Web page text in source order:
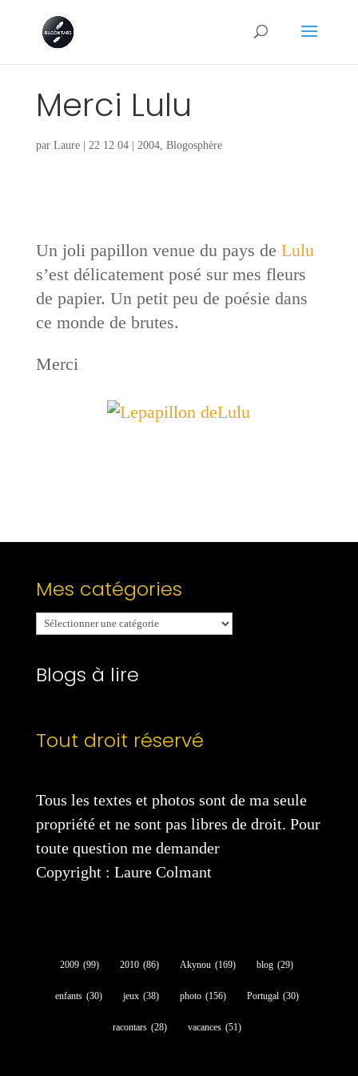
Merci Lulu
par Laure| 22 12 04| 2004, Blogosphère
Un joli papillon venue du pays de Lulu
s’est délicatement posé sur mes fleurs
de papier. Un petit peu de poésie dans
ce monde de brutes.
Merci
Mes catégories
Mes
catégories
Blogs à lire
Tout droit réservé
Tous les textes et photos sont de ma seule
propriété et ne sont pas libres de droit. Pour
toute question me demander
Copyright : Laure Colmant
2009 (99) 2010 (86) Akynou (169) blog (29)
enfants (30) jeux (38) photo (156) Portugal (30)
racontars (28) vacances (51)